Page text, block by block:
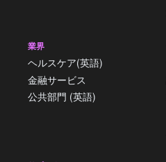
業界
ヘルスケア(英語)
金融サービス
公共部門 (英語)